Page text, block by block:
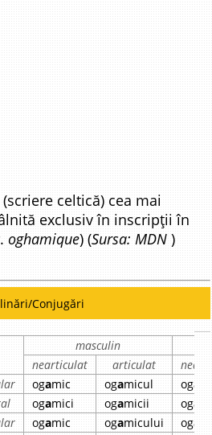
(scriere celtică) cea mai
exclusiv în inscripții în
oghamique) (Sursa: MDN )
Conjugări
masculin
nearticulat
articulat
ogamic ogamicul oga
ogamici ogamicii oga
ogamic ogamicului oga